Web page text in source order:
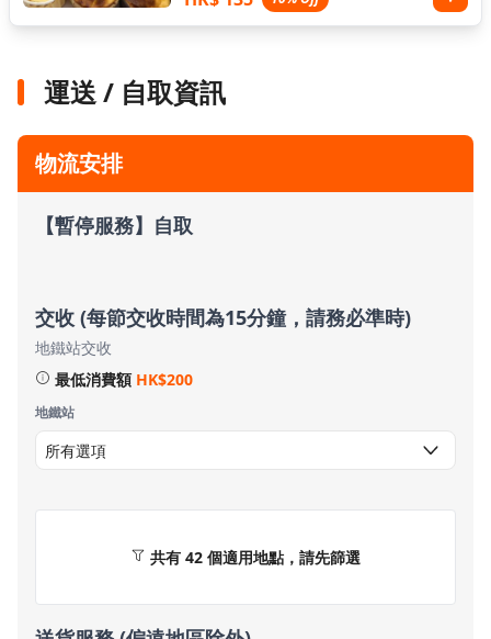
運送 / 自取資訊
物流安排
【暫停服務】自取
交收 (每節交收時間為15分鐘，請務必準時)
地鐵站交收
最低消費額 HK$200
地鐵站
共有 42 個適用地點，請先篩選